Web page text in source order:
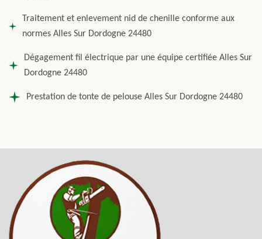
Traitement et enlevement nid de chenille conforme aux
normes Alles Sur Dordogne 24480
Dégagement fil électrique par une équipe certifiée Alles Sur
Dordogne 24480
Prestation de tonte de pelouse Alles Sur Dordogne 24480